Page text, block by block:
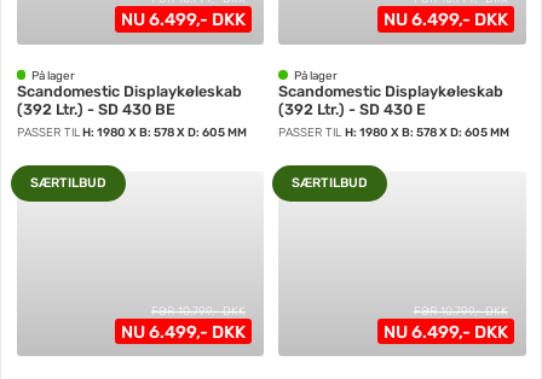
NU 6.499,- DKK
På lager
Scandomestic Displaykøleskab
(392 Ltr.) - SD 430 BE
PASSER TIL H: 1980 X B: 578 X D: 605 MM
NU 6.499,- DKK
På lager
Scandomestic Displaykøleskab
(392 Ltr.) - SD 430 E
PASSER TIL H: 1980 X B: 578 X D: 605 MM
SÆRTILBUD
FØR 10.799,- DKK
NU 6.499,- DKK
SÆRTILBUD
FØR 10.799,- DKK
NU 6.499,- DKK